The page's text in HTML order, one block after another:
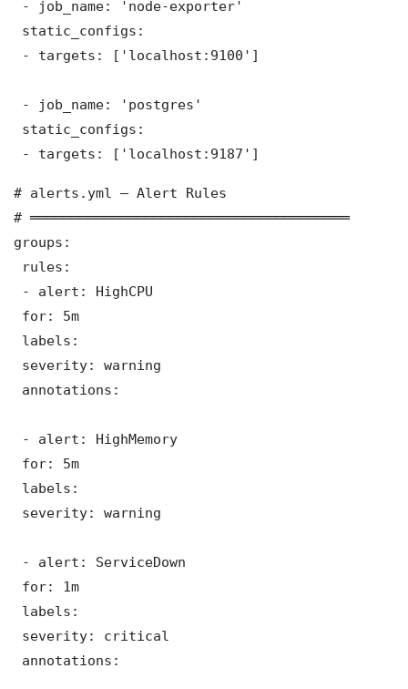
- job_name: 'node-exporter'
static_configs:
- targets: ['localhost:9100']
- job_name: 'postgres'
static_configs:
- targets: ['localhost:9187']
# alerts.yml — Alert Rules
# ═══════════════════════════════════════
groups:
rules:
- alert: HighCPU
for: 5m
labels:
severity: warning
annotations:
- alert: HighMemory
for: 5m
labels:
severity: warning
- alert: ServiceDown
for: 1m
labels:
severity: critical
annotations: